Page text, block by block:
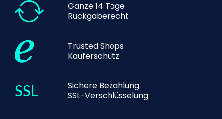
Ganze 14 Tage
Rückgaberecht
Trusted Shops
Käuferschutz
Sichere Bezahlung
SSL-Verschlüsselung